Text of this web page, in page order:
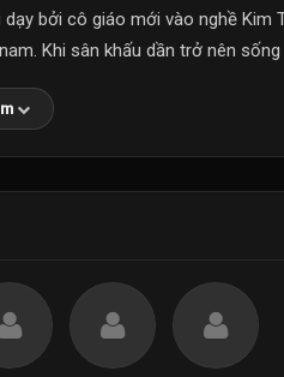
dạy bởi cô giáo mới vào nghề Kim
Khi sân khấu dần trở nên sống